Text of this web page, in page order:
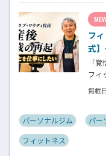
ん
若松
フ
式
倒
「
フィ
頃
でも
祐さ
掲載
パーソナルジム パー
フィットネス